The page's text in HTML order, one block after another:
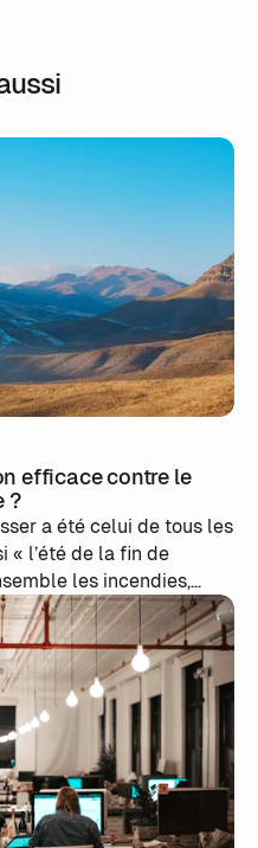
efficace contre le
?
a été celui de tous les
« l’été de la fin de
les incendies,
catastrophes, en cours et
plus que jamais
peuvent-elles
?